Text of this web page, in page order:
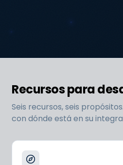
Recursos para
Seis recursos, seis
con dónde está en su